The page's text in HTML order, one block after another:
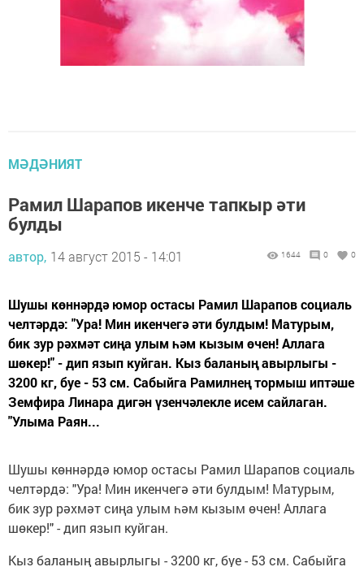
МӘДӘНИЯТ
Рамил Шарапов икенче тапкыр әти
булды
автор, 14 август 2015 - 14:01 1644 0 0
Шушы көннәрдә юмор остасы Рамил Шарапов социаль
челтәрдә: "Ура! Мин икенчегә әти булдым! Матурым,
бик зур рәхмәт сиңа улым һәм кызым өчен! Аллага
шөкер!" - дип язып куйган. Кыз баланың авырлыгы -
3200 кг, буе - 53 см. Сабыйга Рамилнең тормыш иптәше
Земфира Линара дигән үзенчәлекле исем сайлаган.
"Улыма Раян...
Шушы көннәрдә юмор остасы Рамил Шарапов социаль
челтәрдә: "Ура! Мин икенчегә әти булдым! Матурым,
бик зур рәхмәт сиңа улым һәм кызым өчен! Аллага
шөкер!" - дип язып куйган.
Кыз баланың авырлыгы - 3200 кг, буе - 53 см. Сабыйга